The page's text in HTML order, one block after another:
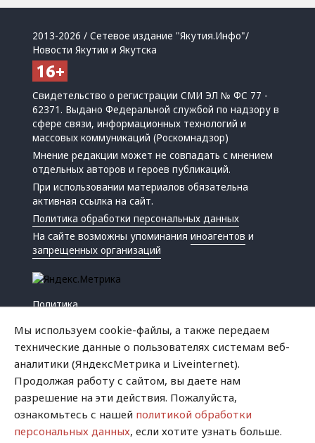
2013-2026 / Сетевое издание "Якутия.Инфо"/
Новости Якутии и Якутска
Свидетельство о регистрации СМИ ЭЛ № ФС 77 -
62371. Выдано Федеральной службой по надзору в
сфере связи, информационных технологий и
массовых коммуникаций (Роскомнадзор)
Мнение редакции может не совпадать с мнением
отдельных авторов и героев публикаций.
При использовании материалов обязательна
активная ссылка на сайт.
Политика обработки персональных данных
На сайте возможны упоминанияиноагентов и
запрещенных организаций
Политика
Криминал
Успех
Мы используем cookie-файлы, а также передаем
технические данные о пользователях системам веб-
аналитики (ЯндексМетрика и Liveinternet).
Продолжая работу с сайтом, вы даете нам
разрешение на эти действия. Пожалуйста,
ознакомьтесь с нашей политикой обработки
персональных данных, если хотите узнать больше.